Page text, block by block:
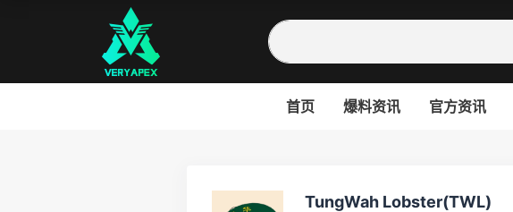
首页 爆料资讯 官方资讯
TungWah Lobster(TWL)